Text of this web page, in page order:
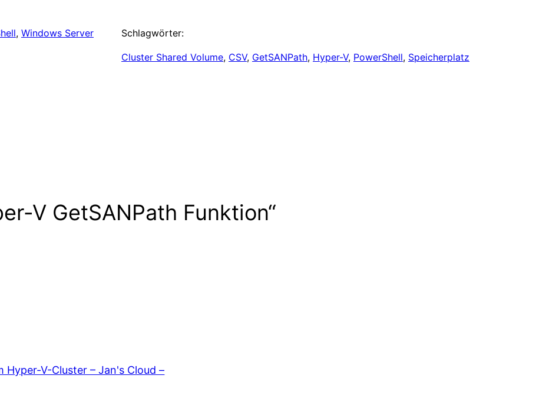
, Windows Server Schlagwörter:
Cluster Shared Volume, CSV, GetSANPath, Hyper-V, PowerShell, Speicherplatz
V GetSANPath Funktion“
Hyper-V-Cluster – Jan's Cloud –